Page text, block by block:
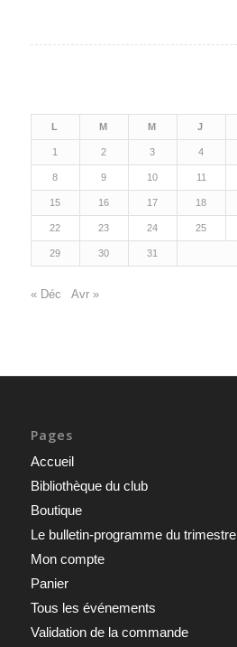
L M M J
1 2 3 4
8 9 10 11
15 16 17 18
22 23 24 25
29 30 31
« Déc Avr »
Pages
Accueil
Bibliothèque du club
Boutique
Le bulletin-programme du trimestre
Mon compte
Panier
Tous les événements
Validation de la commande